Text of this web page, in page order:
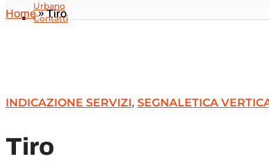
Urbano
Contatti
Home»Tiro
INDICAZIONE SERVIZI, SEGNALETICA
Tiro